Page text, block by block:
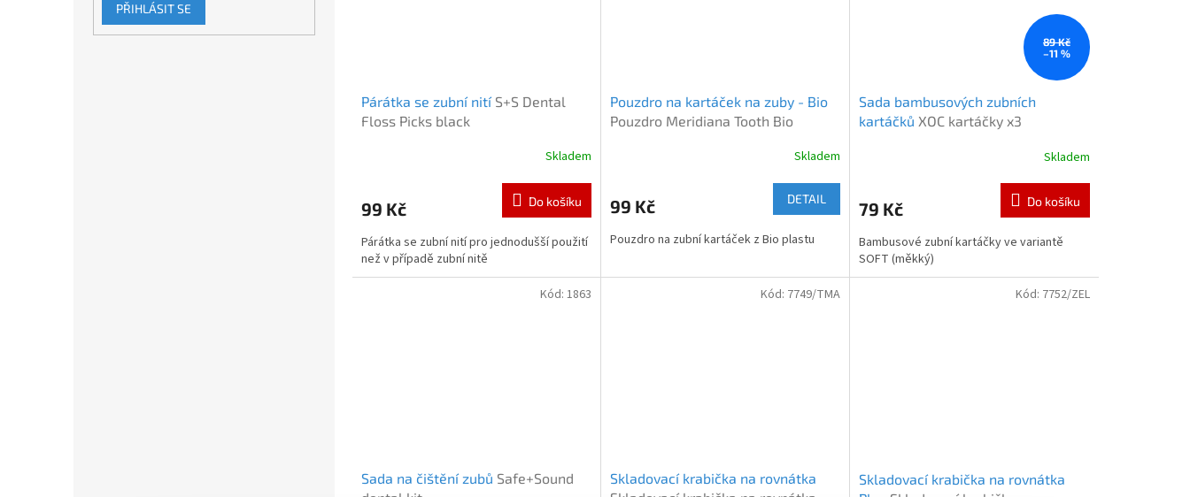
PŘIHLÁSIT SE
Párátka se zubní nití S+S Dental
Floss Picks black
Skladem
99 Kč Do košíku
Párátka se zubní nití pro jednodušší použití
než v případě zubní nitě
Pouzdro na kartáček na zuby - Bio
Pouzdro Meridiana Tooth Bio
Skladem
99 Kč DETAIL
Pouzdro na zubní kartáček z Bio plastu
89 Kč
–11 %
Sada bambusových zubních
kartáčků XOC kartáčky x3
Skladem
79 Kč Do košíku
Bambusové zubní kartáčky ve variantě
SOFT (měkký)
Sada na čištění zubů Safe+Sound
Kód: 1863
Skladovací krabička na rovnátka
Kód: 7749/TMA
Skladovací krabička na rovnátka
Kód: 7752/ZEL